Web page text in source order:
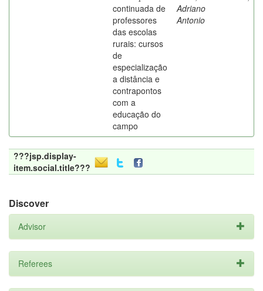
continuada de
professores
das escolas
rurais: cursos
de
especialização
a distância e
contrapontos
com a
educação do
campo
Adriano
Antonio
???jsp.display-
item.social.title???
Discover
Advisor
Referees